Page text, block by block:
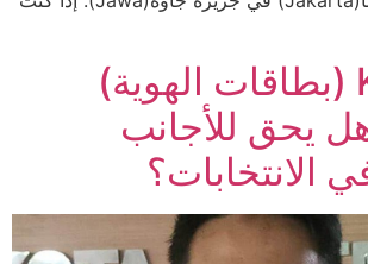
ما هو KTP (بطاقات الهوية)
يحق للأجانب
الانتخابات؟